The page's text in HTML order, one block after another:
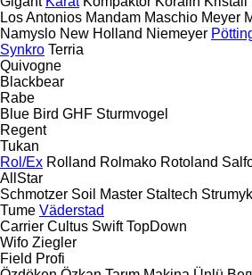
Los Antonios Mandam Maschio Meyer
Namyslo New Holland Niemeyer
Synkro Terria
Quivogne
Blackbear
Rabe
Blue Bird GHF Sturmvogel
Regent
Tukan
Rol/Ex Rolland Rolmako Rotoland
AllStar
Schmotzer Soil Master Staltech Strumyk
Tume Väderstad
Carrier Cultus Swift TopDown
Wifo Ziegler
Field Profi